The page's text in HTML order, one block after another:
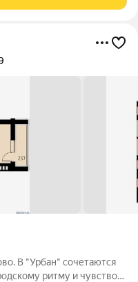
В "Урбан" сочетаются
ритму и чувство